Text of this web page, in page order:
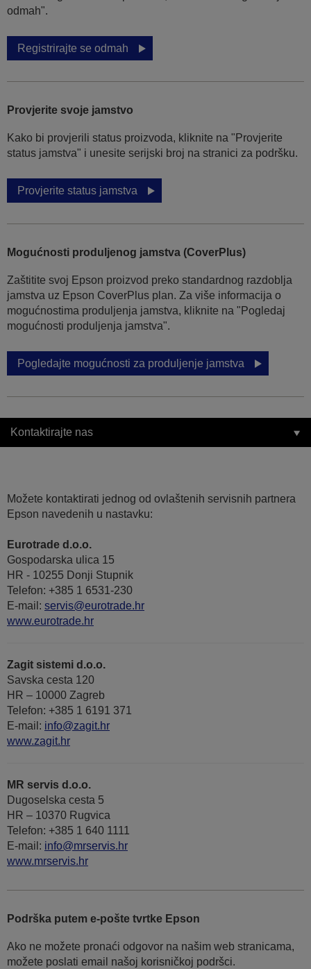
odmah".
Registrirajte se odmah
Provjerite svoje jamstvo
Kako bi provjerili status proizvoda, kliknite na "Provjerite
status jamstva" i unesite serijski broj na stranici za podršku.
Provjerite status jamstva
Mogućnosti produljenog jamstva (CoverPlus)
Zaštitite svoj Epson proizvod preko standardnog razdoblja
jamstva uz Epson CoverPlus plan. Za više informacija o
mogućnostima produljenja jamstva, kliknite na "Pogledaj
mogućnosti produljenja jamstva".
Pogledajte mogućnosti za produljenje jamstva
Kontaktirajte nas
Možete kontaktirati jednog od ovlaštenih servisnih partnera
Epson navedenih u nastavku:
Eurotrade d.o.o.
Gospodarska ulica 15
HR - 10255 Donji Stupnik
Telefon: +385 1 6531-230
E-mail: servis@eurotrade.hr
www.eurotrade.hr
Zagit sistemi d.o.o.
Savska cesta 120
HR – 10000 Zagreb
Telefon: +385 1 6191 371
E-mail: info@zagit.hr
www.zagit.hr
MR servis d.o.o.
Dugoselska cesta 5
HR – 10370 Rugvica
Telefon: +385 1 640 1111
Е-mail: info@mrservis.hr
www.mrservis.hr
Podrška putem e-pošte tvrtke Epson
Ako ne možete pronaći odgovor na našim web stranicama,
možete poslati email našoj korisničkoj podršci.